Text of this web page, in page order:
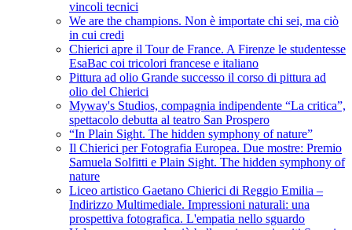
vincoli tecnici
We are the champions. Non è importate chi sei, ma ciò
in cui credi
Chierici apre il Tour de France. A Firenze le studentesse
EsaBac coi tricolori francese e italiano
Pittura ad olio Grande successo il corso di pittura ad
olio del Chierici
Myway's Studios, compagnia indipendente “La critica”,
spettacolo debutta al teatro San Prospero
“In Plain Sight. The hidden symphony of nature”
Il Chierici per Fotografia Europea. Due mostre: Premio
Samuela Solfitti e Plain Sight. The hidden symphony of
nature
Liceo artistico Gaetano Chierici di Reggio Emilia –
Indirizzo Multimediale. Impressioni naturali: una
prospettiva fotografica. L'empatia nello sguardo